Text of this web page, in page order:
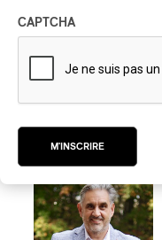
CAPTCHA
M'INSCRIRE